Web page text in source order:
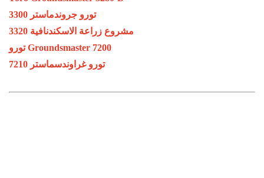
تورو جروندماستر 3300
3320 مشروع زراعة الاسكندنافية
تورو Groundsmaster 7200
تورو غراوندسماستر 7210